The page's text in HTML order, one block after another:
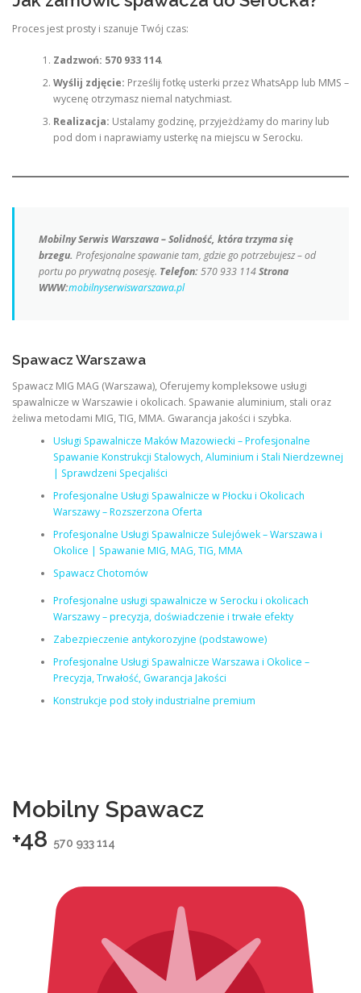
Proces jest prosty i szanuje Twój czas:
Zadzwoń: 570 933 114.
Wyślij zdjęcie: Prześlij fotkę usterki przez WhatsApp lub MMS –
wycenę otrzymasz niemal natychmiast.
Realizacja: Ustalamy godzinę, przyjeżdżamy do mariny lub
pod dom i naprawiamy usterkę na miejscu w Serocku.
Mobilny Serwis Warszawa – Solidność, która trzyma się
brzegu. Profesjonalne spawanie tam, gdzie go potrzebujesz – od
portu po prywatną posesję. Telefon:570 933 114Strona
WWW:mobilnyserwiswarszawa.pl
Spawacz Warszawa
Spawacz MIG MAG (Warszawa), Oferujemy kompleksowe usługi
spawalnicze w Warszawie i okolicach. Spawanie aluminium, stali oraz
żeliwa metodami MIG, TIG, MMA. Gwarancja jakości i szybka.
Usługi Spawalnicze Maków Mazowiecki – Profesjonalne
Spawanie Konstrukcji Stalowych, Aluminium i Stali Nierdzewnej
| Sprawdzeni Specjaliści
Profesjonalne Usługi Spawalnicze w Płocku i Okolicach
Warszawy – Rozszerzona Oferta
Profesjonalne Usługi Spawalnicze Sulejówek – Warszawa i
Okolice | Spawanie MIG, MAG, TIG, MMA
Spawacz Chotomów
Profesjonalne usługi spawalnicze w Serocku i okolicach
Warszawy – precyzja, doświadczenie i trwałe efekty
Zabezpieczenie antykorozyjne (podstawowe)
Profesjonalne Usługi Spawalnicze Warszawa i Okolice –
Precyzja, Trwałość, Gwarancja Jakości
Konstrukcje pod stoły industrialne premium
Mobilny Spawacz
+48 570 933 114